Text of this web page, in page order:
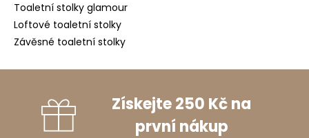
Toaletní stolky glamour
Loftové toaletní stolky
Závěsné toaletní stolky
Získejte 250 Kč na
první nákup